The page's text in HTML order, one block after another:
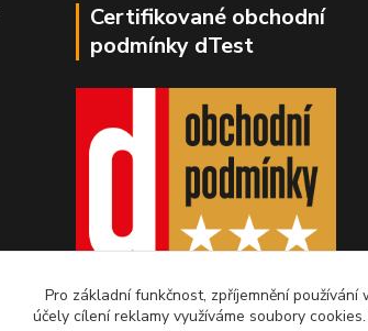
Certifikované obchodní
podmínky dTest
Pro základní funkčnost, zpříjemnění
účely cílení reklamy využíváme soubory